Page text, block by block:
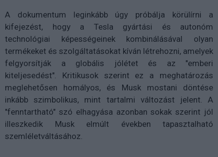
A dokumentum leginkább úgy próbálja körülírni a
kifejezést, hogy a Tesla gyártási és autonóm
technológiai képességeinek kombinálásával olyan
termékeket és szolgáltatásokat kíván létrehozni, amelyek
felgyorsítják a globális jólétet és az "emberi
kiteljesedést". Kritikusok szerint ez a meghatározás
meglehetősen homályos, és Musk mostani döntése
inkább szimbolikus, mint tartalmi változást jelent. A
"fenntartható" szó elhagyása azonban sokak szerint jól
illeszkedik Musk elmúlt években tapasztalható
szemléletváltásához.